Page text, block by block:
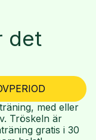
det
med eller
Tröskeln är
gratis i 30